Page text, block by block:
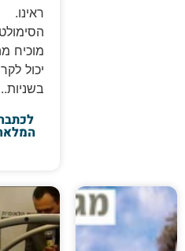
ראינו.
הסימולטור
מוכיח מה
יכול לקרות
בשניות...
לכתבה
המלאה